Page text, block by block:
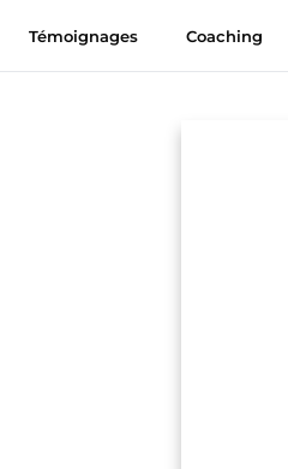
Témoignages Coaching